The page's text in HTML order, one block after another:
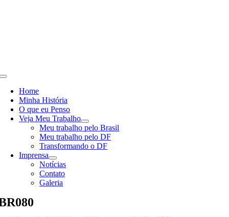
Toggle
NavigationHome
Minha História
O que eu Penso
Veja Meu Trabalho
Meu trabalho pelo Brasil
Meu trabalho pelo DF
Transformando o DF
Imprensa
Notícias
Contato
Galeria